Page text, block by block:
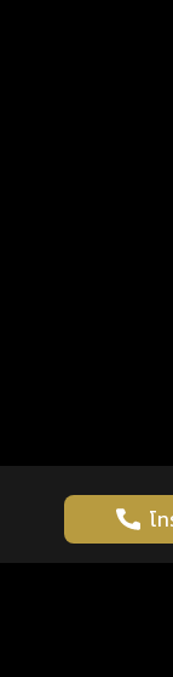
โ
เว็บไซต์นี้มีการใช้งาน
ในการใช้งานเ
รู้ก่อน พร้อมกว่า ทุกจั